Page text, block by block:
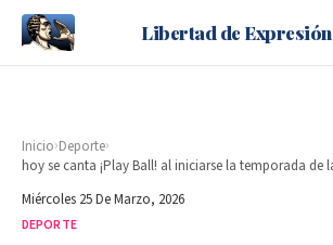
Libertad de Expresión
Inicio›Deporte›
Miércoles 25 De Marzo, 2026
DEPORTE